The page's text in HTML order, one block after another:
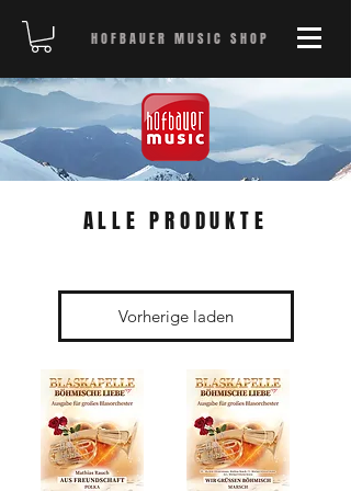
HOFBAUER MUSIC SHOP
ALLE PRODUKTE
Vorherige laden